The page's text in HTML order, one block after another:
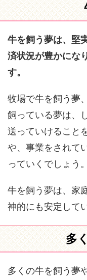
牛を飼う夢は、堅
済状況が豊かにな
す。
牧場で牛を飼う夢
飼っている夢は、
送っていけること
や、事業をされて
っていくでしょう。
牛を飼う夢は、家
神的にも安定して
多
多くの牛を飼う夢